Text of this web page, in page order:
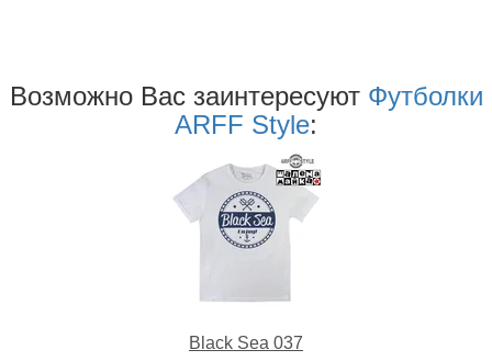
Возможно Ваc заинтересуют Футболки
ARFF Style:
Black Sea 037